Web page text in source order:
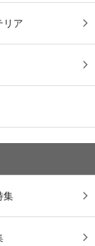
リア
集